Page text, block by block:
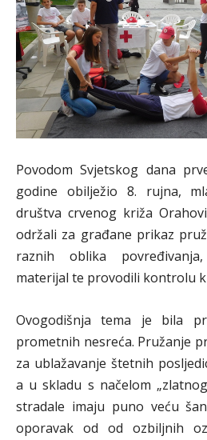
Povodom Svjetskog dana
godine obilježio 8. rujna,
društva crvenog križa
održali za građane prikaz
raznih oblika
materijal te provodili kontrolu
Ovogodišnja tema je bila
prometnih nesreća. Pružanje
za ublažavanje štetnih
a u skladu s načelom
stradale imaju puno veću
oporavak od od ozbiljnih